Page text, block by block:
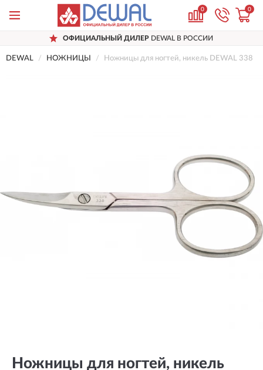
0 0
ОФИЦИАЛЬНЫЙ ДИЛЕРDEWAL В РОССИИ
DEWAL НОЖНИЦЫ Ножницы для ногтей, никель DEWAL 338
Ножницы для ногтей, никель